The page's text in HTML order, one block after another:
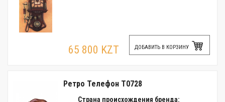
65 800 KZT ДОБАВИТЬ В КОРЗИНУ
Ретро Телефон T0728
Страна происхождения бренда: